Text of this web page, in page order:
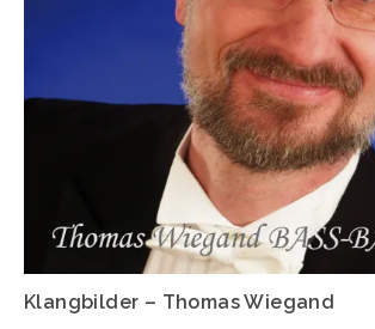
Klangbilder – Thomas Wiegand